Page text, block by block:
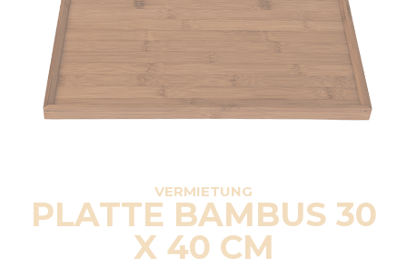
VERMIETUNG
PLATTE BAMBUS 30
X 40 CM